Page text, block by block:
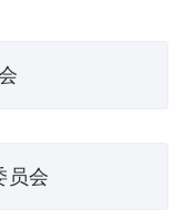
员会